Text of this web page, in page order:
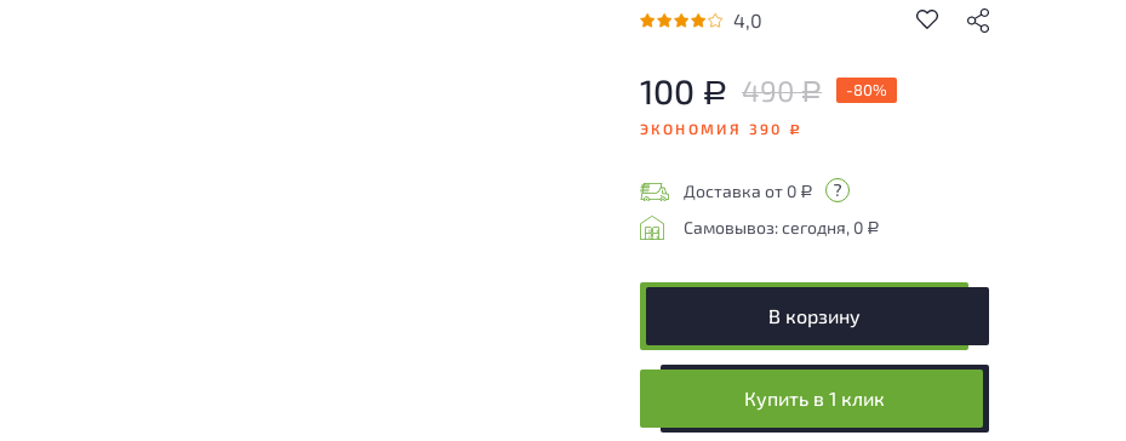
4,0
100 Р 490Р -80%
ЭКОНОМИЯ 390Р
Доставка от 0 Р
Самовывоз: сегодня, 0 Р
В корзину
Купить в 1 клик